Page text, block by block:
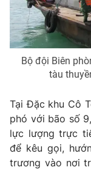
Nhân vật
Khán giả
Giải sao mai
Điện ảnh
Âm nhạc
Sao
Đời sống
Du lịch
Làm đẹp
Giáo dục
Tuyển sinh
Học trực tuyến
Hitech Công
Sản phẩm
Thị trường
Giao lưu trực
Lịch phát sóng
Bộ đội Biên
tàu
Tại Đặc khu Cô
phó với bão số
lực lượng trực
để kêu gọi,
trương vào nơi